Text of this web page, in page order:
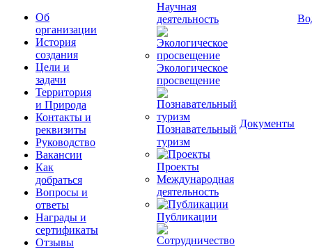
Об
организации
История
создания
Цели и
задачи
Территория
и Природа
Контакты и
реквизиты
Руководство
Вакансии
Как
добраться
Вопросы и
ответы
Награды и
сертификаты
Отзывы
Научная
деятельность
Экологическое
просвещение
Познавательный
туризм
Проекты
Международная
деятельность
Публикации
Документы